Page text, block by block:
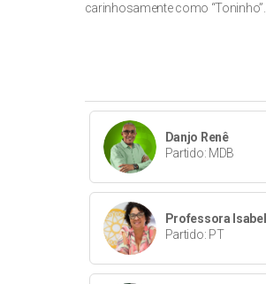
carinhosamente como “Toninho”.
Danjo Renê
Partido: MDB
Professora Isabel
Partido: PT